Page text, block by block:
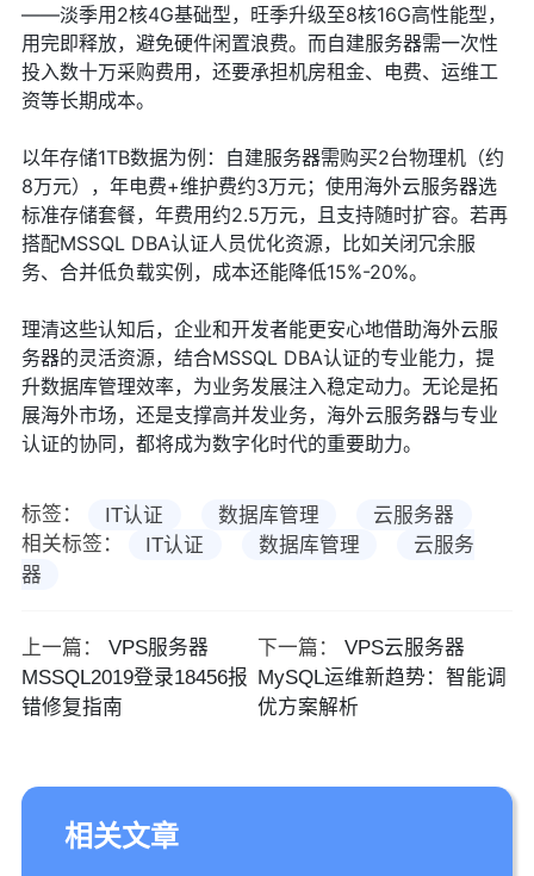
——淡季用2核4G基础型，旺季升级至8核16G高性能型，
用完即释放，避免硬件闲置浪费。而自建服务器需一次性
投入数十万采购费用，还要承担机房租金、电费、运维工
资等长期成本。
以年存储1TB数据为例：自建服务器需购买2台物理机（约
8万元），年电费+维护费约3万元；使用海外云服务器选
标准存储套餐，年费用约2.5万元，且支持随时扩容。若再
搭配MSSQL DBA认证人员优化资源，比如关闭冗余服
务、合并低负载实例，成本还能降低15%-20%。
理清这些认知后，企业和开发者能更安心地借助海外云服
务器的灵活资源，结合MSSQL DBA认证的专业能力，提
升数据库管理效率，为业务发展注入稳定动力。无论是拓
展海外市场，还是支撑高并发业务，海外云服务器与专业
认证的协同，都将成为数字化时代的重要助力。
标签： IT认证 数据库管理
云服务器
相关标签：
IT认证 数据库管理
云服务
器
上一篇：
VPS服务器
MSSQL2019登录18456报
错修复指南
下一篇：
VPS云服务器
MySQL运维新趋势：智能调
优方案解析
相关文章